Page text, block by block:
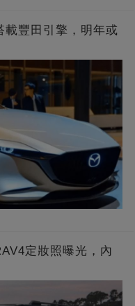
載豐田引擎，明年或
定妝照曝光，內